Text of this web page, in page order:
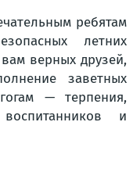
ребятам
летних
верных друзей,
заветных
— терпения,
и